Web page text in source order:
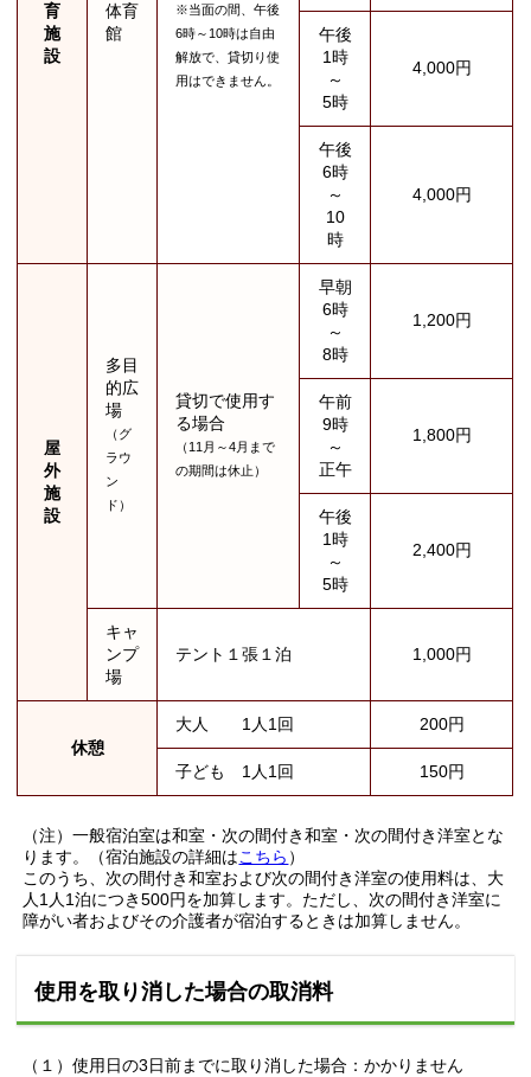
育
施
設
体育
館
※当面の間、午後
6時～10時は自由
解放で、貸切り使
用はできません。
午後
1時
～
5時
4,000円
午後
6時
～
10
時
4,000円
屋
外
施
設
多目
的広
場
（グ
ラウ
ン
ド）
貸切で使用す
る場合
（11月～4月まで
の期間は休止）
早朝
6時
～
8時
1,200円
午前
9時
～
正午
1,800円
午後
1時
～
5時
2,400円
キャ
ンプ
場
テント１張１泊 1,000円
休憩
大人 1人1回 200円
子ども 1人1回 150円
（注）一般宿泊室は和室・次の間付き和室・次の間付き洋室とな
ります。（宿泊施設の詳細はこちら ）
このうち、次の間付き和室および次の間付き洋室の使用料は、大
人1人1泊につき500円を加算します。ただし、次の間付き洋室に
障がい者およびその介護者が宿泊するときは加算しません。
使用を取り消した場合の取消料
（１）使用日の3日前までに取り消した場合：かかりません